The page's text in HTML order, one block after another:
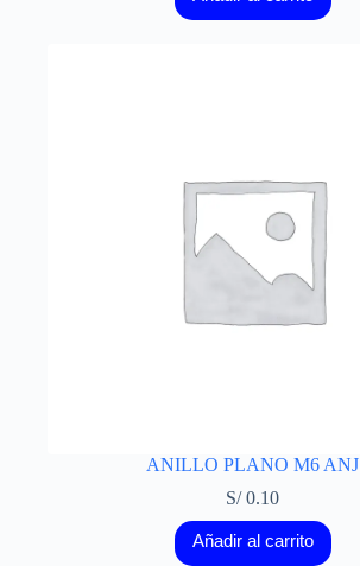
ANILLO PLANO M6 ANJ
S/0.10
Añadir al carrito